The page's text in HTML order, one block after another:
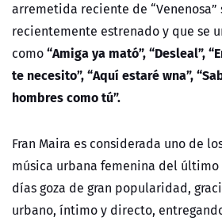
arremetida reciente de
recientemente estrenado y que se
como“Amiga ya mató”, “Desleal”,
te necesito”, “Aquí estaré wna”,
hombres como tú”.
Fran Maira es considerada uno de
música urbana femenina del
días goza de gran popularidad,
urbano, íntimo y directo,